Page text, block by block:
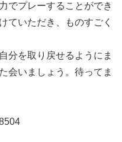
でプレーすることができ
ていただき、ものすごく
分を取り戻せるようにま
会いましょう。待ってま